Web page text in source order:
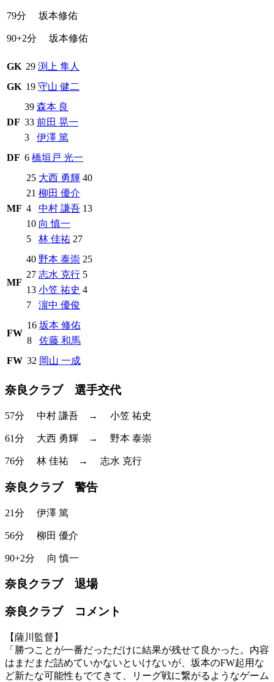
79分 坂本修佑
90+2分 坂本修佑
GK 29 渕上 隼人
GK 19 守山 健二
DF
39 森本 良
33 前田 晃一
3
伊澤 篤
DF 6 橋垣戸 光一
MF
25 大西 勇輝 40
21 柳田 優介
4
中村 謙吾 13
10 向 慎一
5
林 佳祐 27
MF
40 野本 泰崇 25
27 志水 克行 5
13 小笠 祐史 4
7
濵中 優俊
FW
16 坂本 修佑
8
佐藤 和馬
FW 32 岡山 一成
奈良クラブ 選手交代
57分 中村 謙吾 → 小笠 祐史
61分 大西 勇輝 → 野本 泰崇
76分 林 佳祐 → 志水 克行
奈良クラブ 警告
21分 伊澤 篤
56分 柳田 優介
90+2分 向 慎一
奈良クラブ 退場
奈良クラブ コメント
【薩川監督】
「勝つことが一番だっただけに結果が残せて良かった。内容
はまだまだ詰めていかないといけないが、坂本のFW起用な
ど新たな可能性もでてきて、リーグ戦に繋がるようなゲーム